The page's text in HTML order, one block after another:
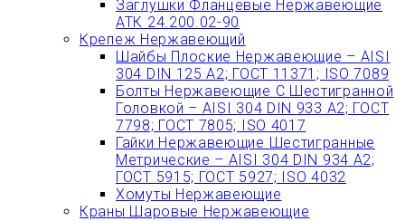
Заглушки Фланцевые Нержавеющие
АТК 24.200.02-90
Крепеж Нержавеющий
Шайбы Плоские Нержавеющие – AISI
304 DIN 125 A2; ГОСТ 11371; ISO 7089
Болты Нержавеющие С Шестигранной
Головкой – AISI 304 DIN 933 A2; ГОСТ
7798; ГОСТ 7805; ISO 4017
Гайки Нержавеющие Шестигранные
Метрические – AISI 304 DIN 934 А2;
ГОСТ 5915; ГОСТ 5927; ISO 4032
Хомуты Нержавеющие
Краны Шаровые Нержавеющие